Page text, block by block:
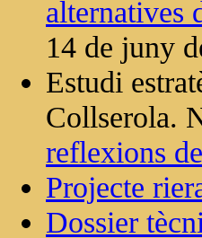
alternatives
14 de juny
Estudi
Collserola.
reflexions
Projecte
Dossier